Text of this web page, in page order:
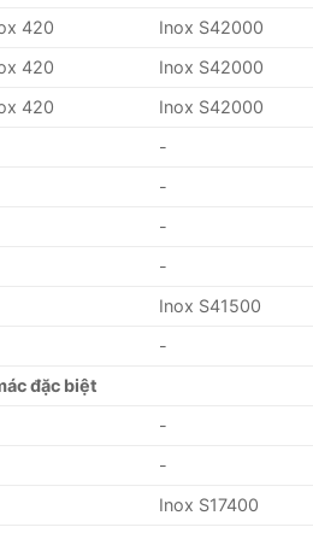
420 Inox S42000
420 Inox S42000
420 Inox S42000
-
-
-
-
Inox S41500
-
đặc biệt
-
-
Inox S17400